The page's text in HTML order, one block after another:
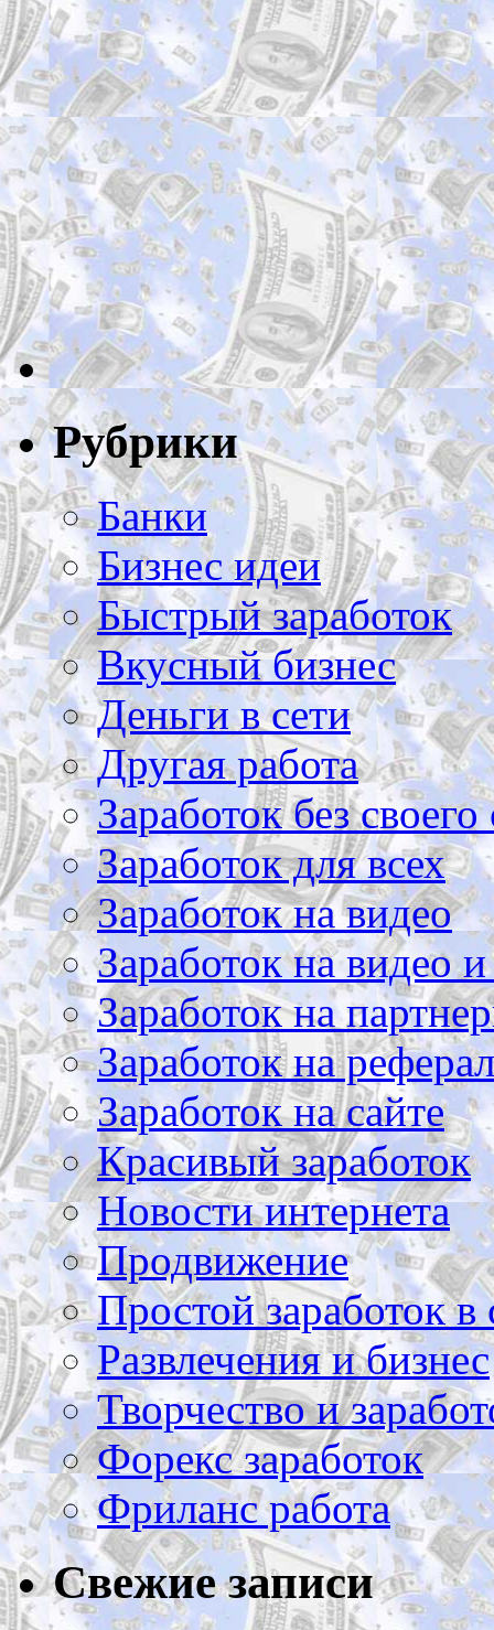
Рубрики
Банки
Бизнес идеи
Быстрый заработок
Вкусный бизнес
Деньги в сети
Другая работа
Заработок без своего
Заработок для всех
Заработок на видео
Заработок на видео
Заработок на
Заработок на
Заработок на сайте
Красивый заработок
Новости интернета
Продвижение
Простой заработок в
Развлечения и бизнес
Творчество и
Форекс заработок
Фриланс работа
Свежие записи